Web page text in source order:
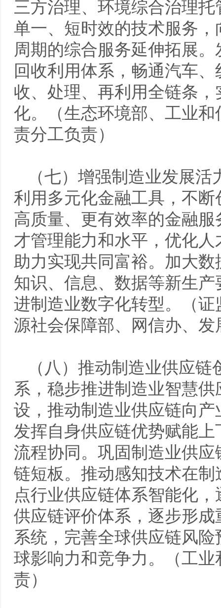
三方治理、环境综合治理
单一、短时效的技术服务
周期的综合服务延伸拓展
回收利用体系，畅通汽车
收、处理、再利用全链条
化。（生态环境部、工业
责分工负责）
（七）增强制造业发展
利用多元化金融工具，不
高质量、更有效率的金融
才管理能力和水平，优化
助力实现共同富裕。加大
知识、信息、数据等新生
进制造业数字化转型。（
源社会保障部、网信办、
（八）推动制造业供应
系，稳步推进制造业智慧
设，推动制造业供应链向
发挥自身供应链优势赋能
流程协同。巩固制造业供
链短板。推动感知技术在
点行业供应链体系智能化
供应链评价体系，逐步形
系统，完善全球供应链风
球影响力和竞争力。（工
责）